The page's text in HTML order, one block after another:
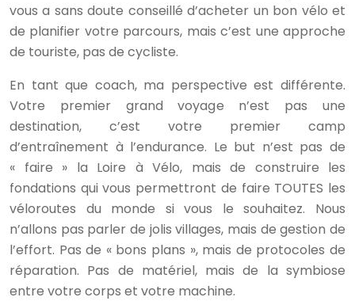
vous a sans doute conseillé d’acheter un bon vélo et
de planifier votre parcours, mais c’est une approche
de touriste, pas de cycliste.
En tant que coach, ma perspective est différente.
Votre premier grand voyage n’est pas une
destination, c’est votre premier camp
d’entraînement à l’endurance. Le but n’est pas de
« faire » la Loire à Vélo, mais de construire les
fondations qui vous permettront de faire TOUTES les
véloroutes du monde si vous le souhaitez. Nous
n’allons pas parler de jolis villages, mais de gestion de
l’effort. Pas de « bons plans », mais de protocoles de
réparation. Pas de matériel, mais de la symbiose
entre votre corps et votre machine.